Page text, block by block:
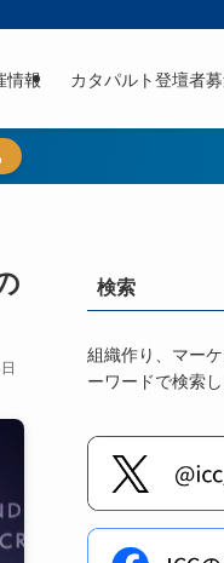
情報 カタパルト登壇者
検索
組織作り、マー
ーワードで検索